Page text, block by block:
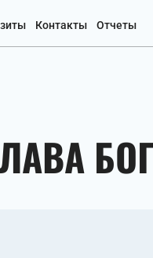
Контакты Отчеты